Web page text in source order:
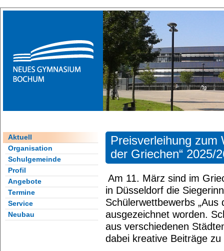
Aktuell
Organisation
Schulgemeinde
Profil
Angebote
Termine
Service
Neubau
Preisverleihung zum
der Griechen“ 2025/
Am 11. März sind im
in Düsseldorf die
Schülerwettbewerbs „Aus
ausgezeichnet worden.
aus verschiedenen
dabei kreative Beiträge